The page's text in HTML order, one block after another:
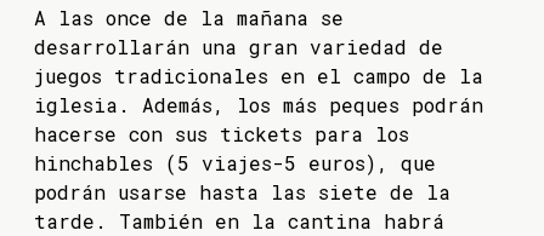
A las once de la mañana se
desarrollarán una gran variedad de
juegos tradicionales en el campo de la
iglesia. Además, los más peques podrán
hacerse con sus tickets para los
hinchables (5 viajes-5 euros), que
podrán usarse hasta las siete de la
tarde. También en la cantina habrá